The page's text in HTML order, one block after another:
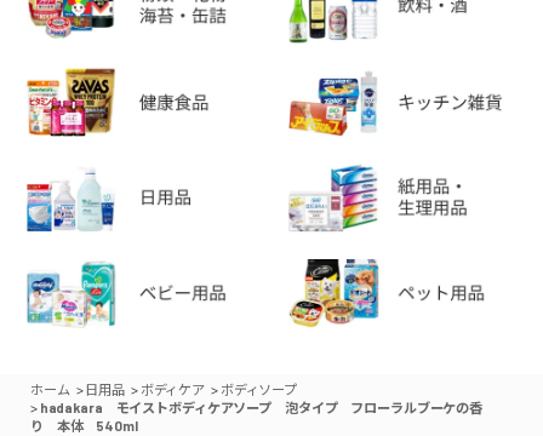
ホーム > 日用品 > ボディケア > ボディソープ
> hadakara モイストボディケアソープ 泡タイプ フローラルブーケの香
り 本体 540ml